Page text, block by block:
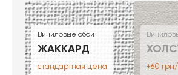
Виниловые обои
ЖАККАРД
стандартная цена
+60 грн/